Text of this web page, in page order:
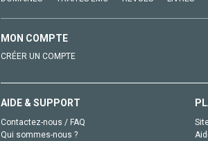
MON COMPTE
CRÉER UN COMPTE
AIDE & SUPPORT
Contactez-nous / FAQ
Qui sommes-nous ?